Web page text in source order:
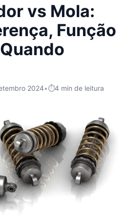
vs Mola:
Função
2024• 4 min de leitura